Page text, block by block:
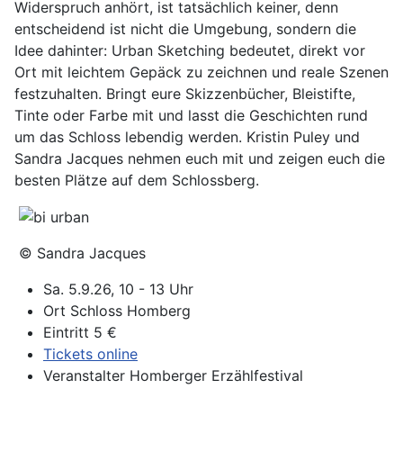
Widerspruch anhört, ist tatsächlich keiner, denn
entscheidend ist nicht die Umgebung, sondern die
Idee dahinter: Urban Sketching bedeutet, direkt vor
Ort mit leichtem Gepäck zu zeichnen und reale Szenen
festzuhalten. Bringt eure Skizzenbücher, Bleistifte,
Tinte oder Farbe mit und lasst die Geschichten rund
um das Schloss lebendig werden. Kristin Puley und
Sandra Jacques nehmen euch mit und zeigen euch die
besten Plätze auf dem Schlossberg.
© Sandra Jacques
Sa. 5.9.26, 10 - 13 Uhr
Ort Schloss Homberg
Eintritt 5 €
Tickets online
Veranstalter Homberger Erzählfestival